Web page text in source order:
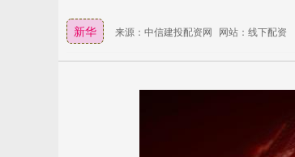
新华 来源：中信建投配资网 网站：线下配资